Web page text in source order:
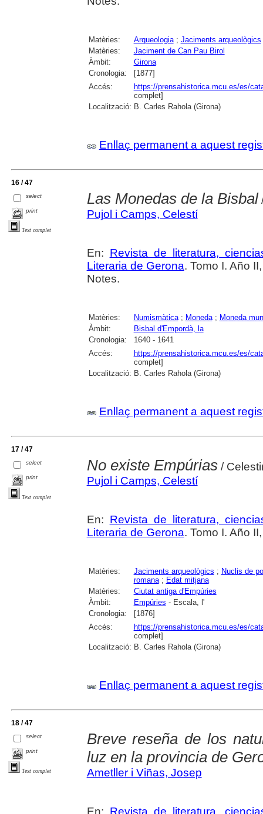
Matèries: Arqueologia; Jaciments arqueològics
Matèries:
Jaciment de Can Pau Birol
Àmbit:
Girona
Cronologia:
[1877]
Accés:
https://prensahistorica.mcu.es/es/
complet]
Localització: B. Carles Rahola (Girona)
Enllaç permanent a aquest
16 / 47
select
print
Text complet
Las Monedas de la Bisbal
Pujol i Camps, Celestí
En: Revista de literatura,
Literaria de Gerona. Tomo I. Año
Notes.
Matèries: Numismàtica; Moneda; Moneda
Àmbit:
Bisbal d'Empordà, la
Cronologia:
1640 - 1641
Accés:
https://prensahistorica.mcu.es/es/
complet]
Localització: B. Carles Rahola (Girona)
Enllaç permanent a aquest
17 / 47
select
print
Text complet
No existe Empúrias/
Pujol i Camps, Celestí
En: Revista de literatura,
Literaria de Gerona. Tomo I. Año
Matèries: Jaciments arqueològics ; Nuclis de
romana; Edat mitjana
Matèries:
Ciutat antiga d'Empúries
Àmbit:
Empúries - Escala, l'
Cronologia:
[1876]
Accés:
https://prensahistorica.mcu.es/es/
complet]
Localització: B. Carles Rahola (Girona)
Enllaç permanent a aquest
18 / 47
select
print
Text complet
Breve reseña de los
luz en la provincia de
Ametller i Viñas, Josep
En: Revista de literatura,